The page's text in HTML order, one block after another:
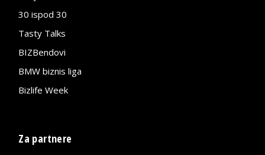
30 ispod 30
Tasty Talks
BIZBendovi
BMW biznis liga
Bizlife Week
Za partnere